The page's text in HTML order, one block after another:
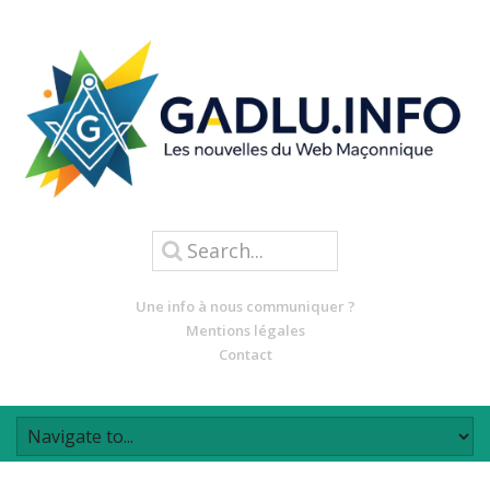
Une info à nous communiquer ?
Mentions légales
Contact